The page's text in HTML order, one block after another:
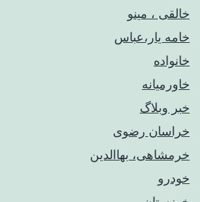
خالقی ، مینو
خامه یار،عباس
خانواده
خاورمیانه
خبر وبلاگ
خراسان رضوی
خرمشاهی، بهاالدین
خودرو